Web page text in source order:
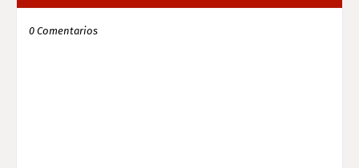
0 Comentarios